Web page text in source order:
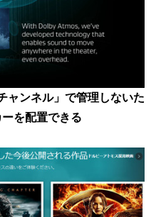
ャンネル」で管理しないた
を配置できる